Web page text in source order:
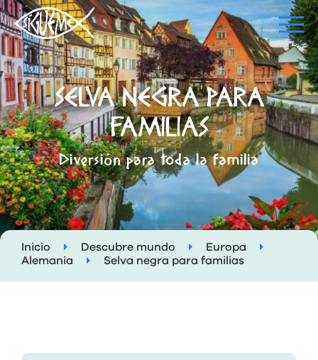
SELVA NEGRA PARA
FAMILIAS
Diversión para toda la familia
Inicio Descubre mundo
Europa
Alemania
Selva negra para familias